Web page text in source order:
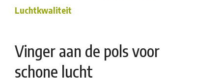
Luchtkwaliteit
Vinger aan de pols voor
schone lucht